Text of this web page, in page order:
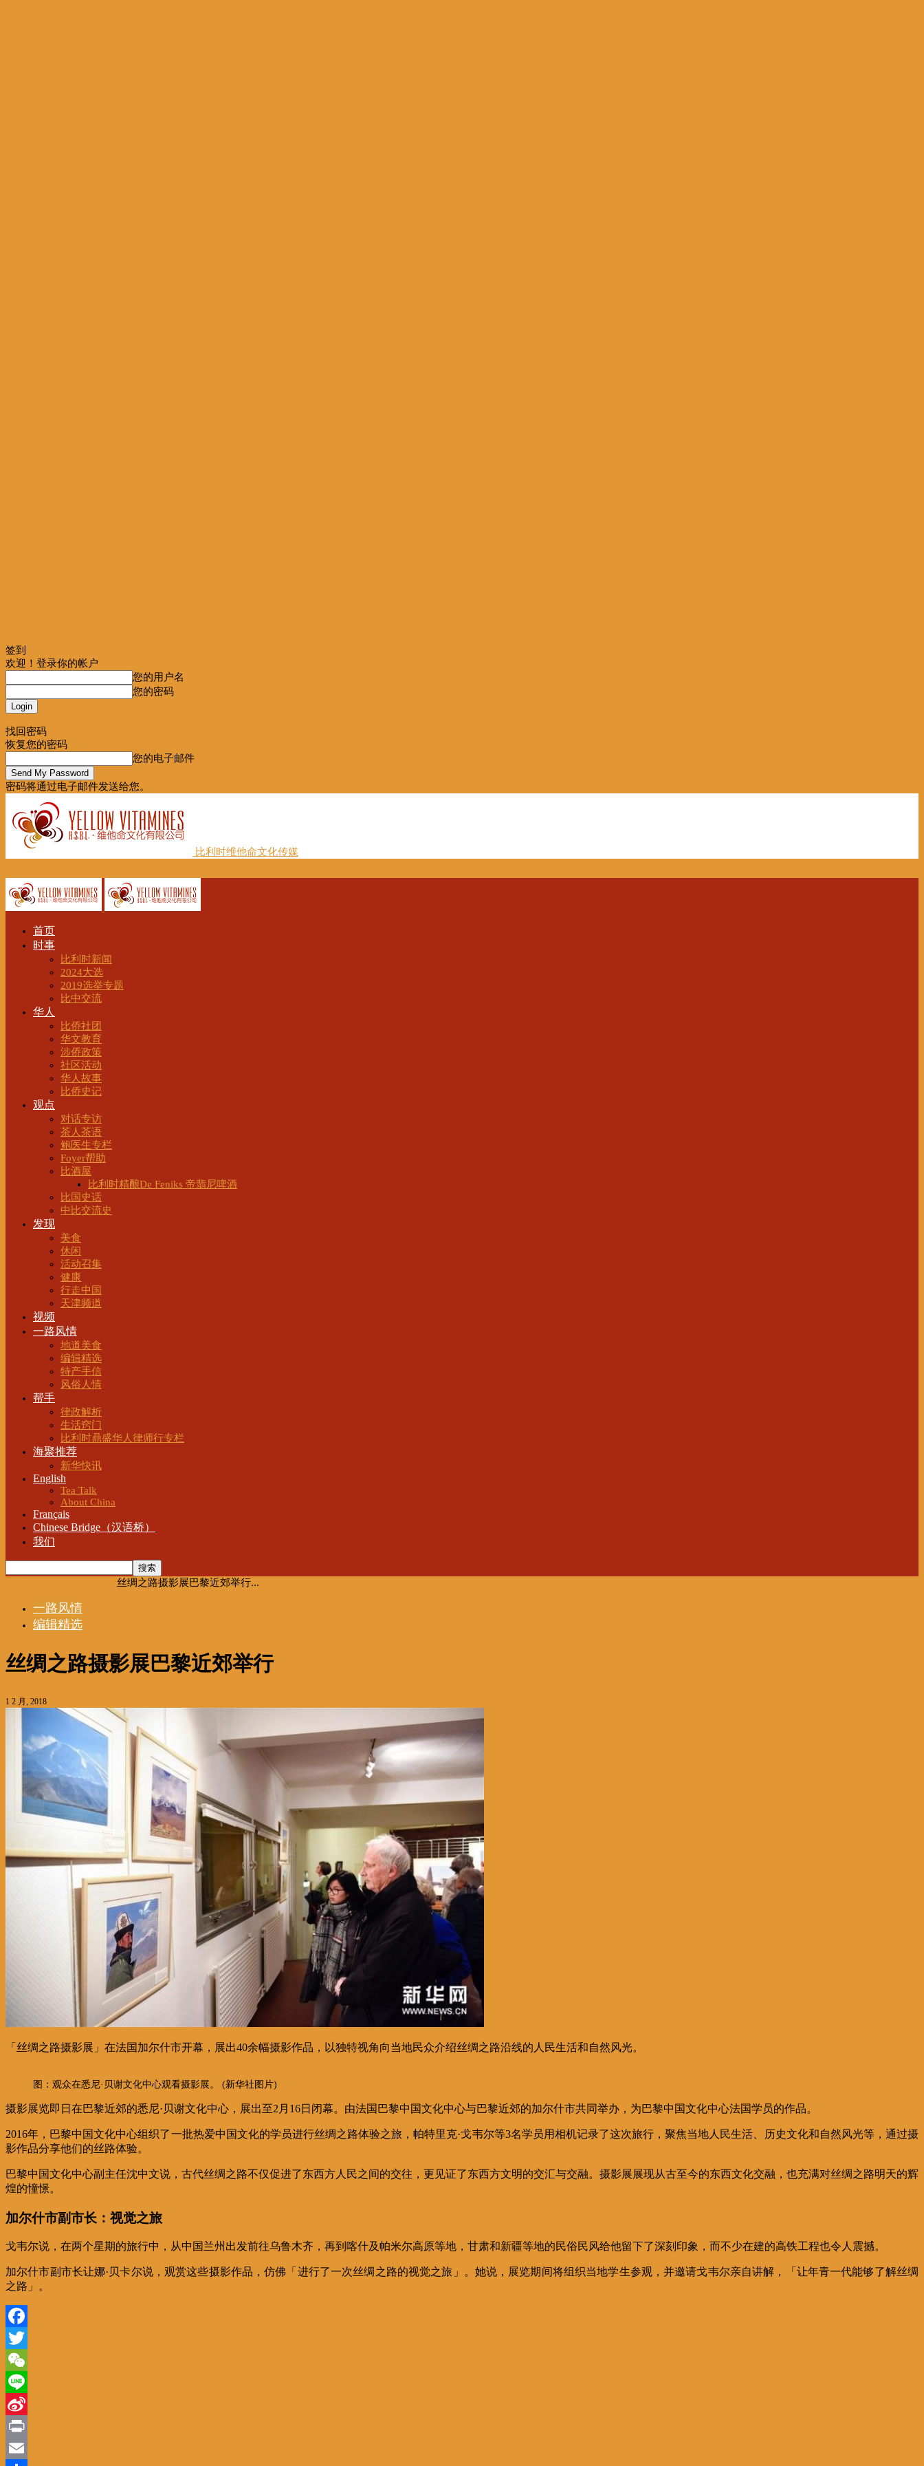
签到
欢迎！登录你的帐户
您的用户名
您的密码
找回密码
恢复您的密码
您的电子邮件
密码将通过电子邮件发送给您。
比利时维他命文化传媒
首页
时事
比利时新闻
2024大选
2019选举专题
比中交流
华人
比侨社团
华文教育
涉侨政策
社区活动
华人故事
比侨史记
观点
对话专访
茶人茶语
鲍医生专栏
Foyer帮助
比酒屋
比利时精酿De Feniks 帝翡尼啤酒
比国史话
中比交流史
发现
美食
休闲
活动召集
健康
行走中国
天津频道
视频
一路风情
地道美食
编辑精选
特产手信
风俗人情
帮手
律政解析
生活窍门
比利时鼎盛华人律师行专栏
海聚推荐
新华快讯
English
Tea Talk
About China
Français
Chinese Bridge（汉语桥）
我们
丝绸之路摄影展巴黎近郊举行...
一路风情
编辑精选
丝绸之路摄影展巴黎近郊举行
1 2 月, 2018
「丝绸之路摄影展」在法国加尔什市开幕，展出40余幅摄影作品，以独特视角向当地民众介绍丝绸之路沿线的人民生活和自然风光。
图：观众在悉尼·贝谢文化中心观看摄影展。 (新华社图片)
摄影展览即日在巴黎近郊的悉尼·贝谢文化中心，展出至2月16日闭幕。由法国巴黎中国文化中心与巴黎近郊的加尔什市共同举办，为巴黎中国文化中心法国学员的作品。
2016年，巴黎中国文化中心组织了一批热爱中国文化的学员进行丝绸之路体验之旅，帕特里克·戈韦尔等3名学员用相机记录了这次旅行，聚焦当地人民生活、历史文化和自然风光等，通过摄
影作品分享他们的丝路体验。
巴黎中国文化中心副主任沈中文说，古代丝绸之路不仅促进了东西方人民之间的交往，更见证了东西方文明的交汇与交融。摄影展展现从古至今的东西文化交融，也充满对丝绸之路明天的辉
煌的憧憬。
加尔什市副市长：视觉之旅
戈韦尔说，在两个星期的旅行中，从中国兰州出发前往乌鲁木齐，再到喀什及帕米尔高原等地，甘肃和新疆等地的民俗民风给他留下了深刻印象，而不少在建的高铁工程也令人震撼。
加尔什市副市长让娜·贝卡尔说，观赏这些摄影作品，仿佛「进行了一次丝绸之路的视觉之旅」。她说，展览期间将组织当地学生参观，并邀请戈韦尔亲自讲解，「让年青一代能够了解丝绸
之路」。
Facebook
Twitter
WeChat
Line
Sina
Weibo
Print